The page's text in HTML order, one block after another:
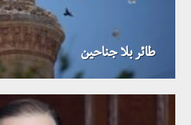
طائر بلا جناحين